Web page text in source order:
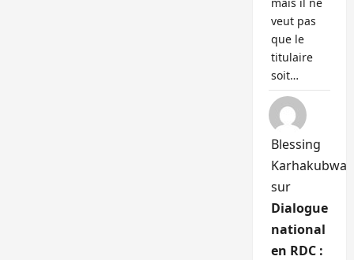
veut pas
que le
titulaire
soit…
Blessing
Karhakubwa
sur
Dialogue
national
en RDC :